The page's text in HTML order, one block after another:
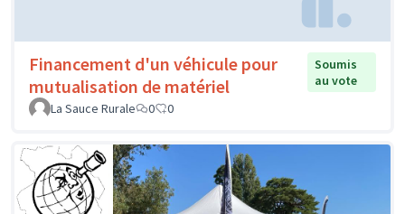
Financement d'un véhicule pour
mutualisation de matériel
Soumis
au vote
La Sauce Rurale
0 0